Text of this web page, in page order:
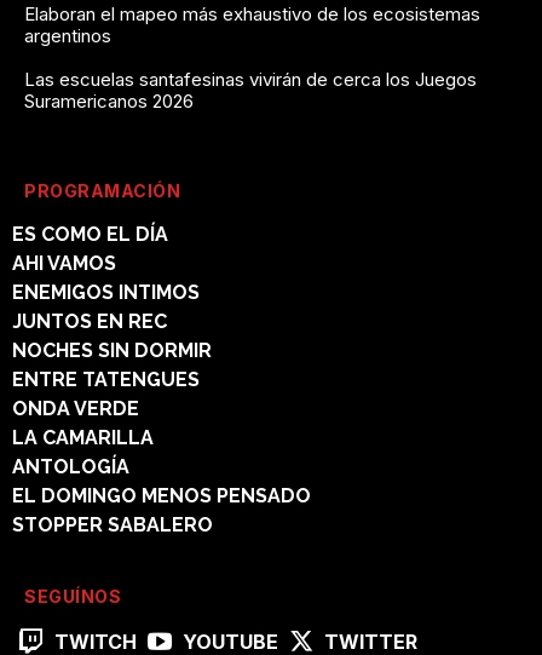
Elaboran el mapeo más exhaustivo de los ecosistemas
argentinos
Las escuelas santafesinas vivirán de cerca los Juegos
Suramericanos 2026
PROGRAMACIÓN
ES COMO EL DÍA
AHI VAMOS
ENEMIGOS INTIMOS
JUNTOS EN REC
NOCHES SIN DORMIR
ENTRE TATENGUES
ONDA VERDE
LA CAMARILLA
ANTOLOGÍA
EL DOMINGO MENOS PENSADO
STOPPER SABALERO
SEGUÍNOS
TWITCH YOUTUBE TWITTER